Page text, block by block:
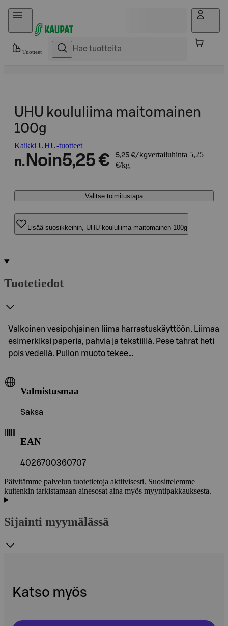
Hyppää sisältöön
Tuotteet
UHU koululiima maitomainen
100g
Kaikki UHU-tuotteet
n. Noin5,25 € 5,25 €/kgvertailuhinta 5,25
€/kg
Valitse toimitustapa
Lisää suosikkeihin, UHU koululiima maitomainen 100g
Tuotetiedot
Valkoinen vesipohjainen liima harrastuskäyttöön. Liimaa
esimerkiksi paperia, pahvia ja tekstiiliä. Pese tahrat heti
pois vedellä. Pullon muoto tekee…
Valmistusmaa
Saksa
EAN
4026700360707
Päivitämme palvelun tuotetietoja aktiivisesti. Suosittelemme
kuitenkin tarkistamaan ainesosat aina myös myyntipakkauksesta.
Sijainti myymälässä
Katso myös